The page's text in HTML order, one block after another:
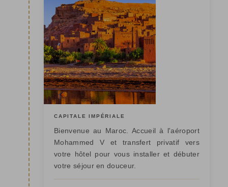
CAPITALE IMPÉRIALE
Bienvenue au Maroc. Accueil à l'aéroport
Mohammed V et transfert privatif vers
votre hôtel pour vous installer et débuter
votre séjour en douceur.